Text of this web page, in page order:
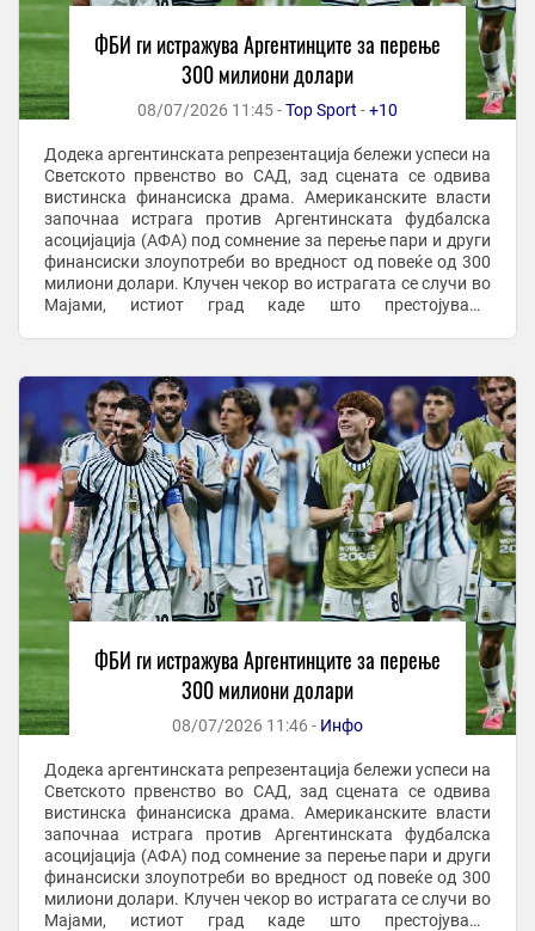
ФБИ ги истражува Аргентинците за перење
300 милиони долари
08/07/2026 11:45 -Top Sport -+10
Додека аргентинската репрезентација бележи успеси на
Светското првенство во САД, зад сцената се одвива
вистинска финансиска драма. Американските власти
започнаа истрага против Аргентинската фудбалска
асоцијација (АФА) под сомнение за перење пари и други
финансиски злоупотреби во вредност од повеќе од 300
милиони долари. Клучен чекор во истрагата се случи во
Мајами, истиот град каде што престојуваше
ФБИ ги истражува Аргентинците за перење
300 милиони долари
08/07/2026 11:46 - Инфо
Додека аргентинската репрезентација бележи успеси на
Светското првенство во САД, зад сцената се одвива
вистинска финансиска драма. Американските власти
започнаа истрага против Аргентинската фудбалска
асоцијација (АФА) под сомнение за перење пари и други
финансиски злоупотреби во вредност од повеќе од 300
милиони долари. Клучен чекор во истрагата се случи во
Мајами, истиот град каде што престојуваше